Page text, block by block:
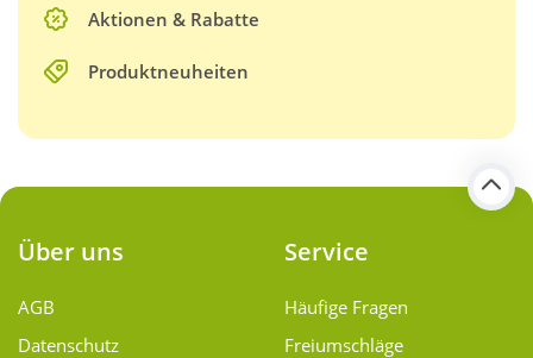
Aktionen & Rabatte
Produktneuheiten
Über uns
AGB
Datenschutz
Service
Häufige Fragen
Freiumschläge